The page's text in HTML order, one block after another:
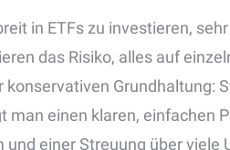
in ETFs zu investieren,
das Risiko, alles auf
konservativen Grundhaltung:
einen klaren, einfachen
einer Streuung über viele